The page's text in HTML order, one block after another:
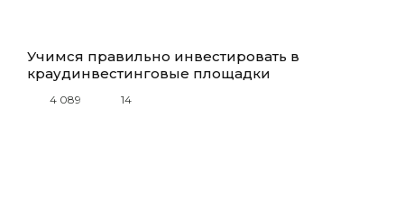
Учимся правильно инвестировать в
краудинвестинговые площадки
4 089 14